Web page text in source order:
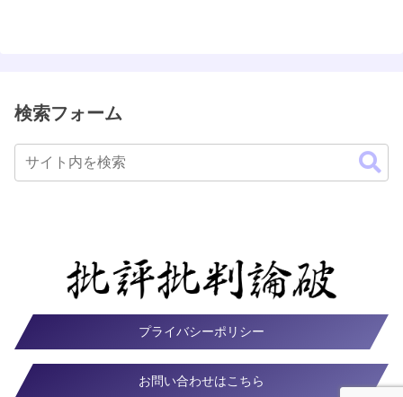
検索フォーム
プライバシーポリシー
お問い合わせはこちら